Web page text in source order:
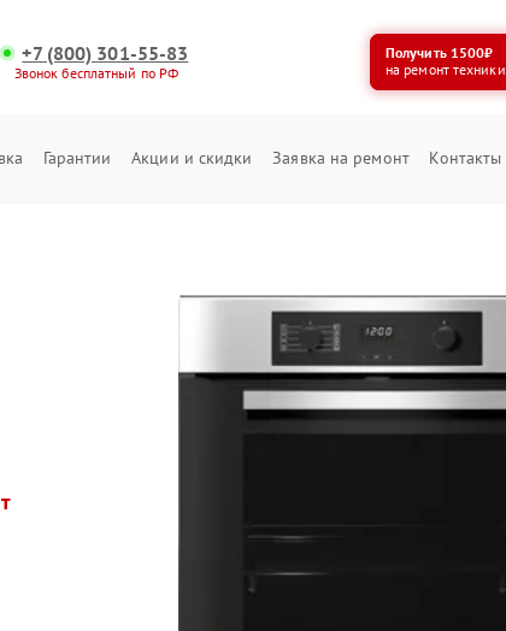
+7 (800) 301-55-83
Звонок бесплатный по РФ
Получить 1500₽
на ремонт техники
Гарантии Акции и скидки Заявка на ремонт Контакты